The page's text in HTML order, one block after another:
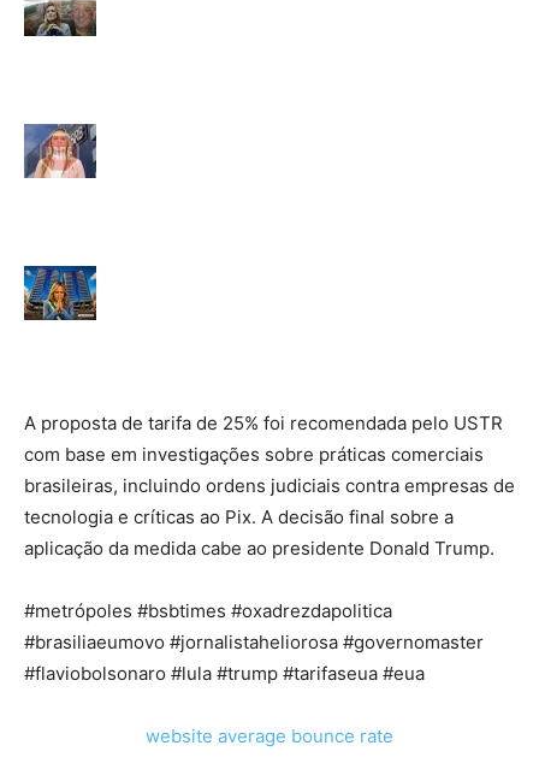
A proposta de tarifa de 25% foi recomendada pelo USTR
com base em investigações sobre práticas comerciais
brasileiras, incluindo ordens judiciais contra empresas de
tecnologia e críticas ao Pix. A decisão final sobre a
aplicação da medida cabe ao presidente Donald Trump.
#metrópoles #bsbtimes #oxadrezdapolitica
#brasiliaeumovo #jornalistaheliorosa #governomaster
#flaviobolsonaro #lula #trump #tarifaseua #eua
website average bounce rate